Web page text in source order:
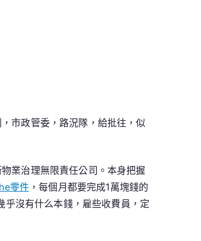
市政管委，路況隊，給批往，似
業治理無限責任公司。本身把握
零件 ，每個月都要完成1萬塊錢的
乎沒有什么本錢，雇些收費員，定